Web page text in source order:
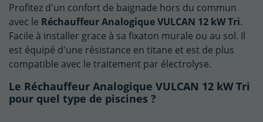
Profitez d'un confort de baignade hors du commun
avec le Réchauffeur Analogique VULCAN 12 kW Tri.
Facile à installer grace à sa fixaton murale ou au sol. Il
est équipé d'une résistance en titane et est de plus
compatible avec le traitement par électrolyse.
Le Réchauffeur Analogique VULCAN 12 kW Tri
pour quel type de piscines ?